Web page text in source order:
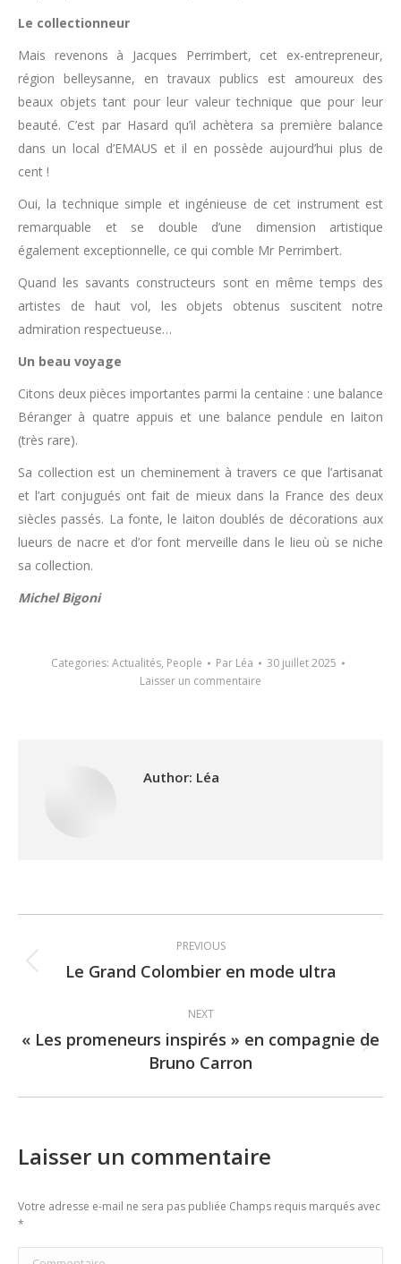
Le collectionneur
Mais revenons à Jacques Perrimbert, cet ex-entrepreneur,
région belleysanne, en travaux publics est amoureux des
beaux objets tant pour leur valeur technique que pour leur
beauté. C’est par Hasard qu’il achètera sa première balance
dans un local d’EMAUS et il en possède aujourd’hui plus de
cent !
Oui, la technique simple et ingénieuse de cet instrument est
remarquable et se double d’une dimension artistique
également exceptionnelle, ce qui comble Mr Perrimbert.
Quand les savants constructeurs sont en même temps des
artistes de haut vol, les objets obtenus suscitent notre
admiration respectueuse…
Un beau voyage
Citons deux pièces importantes parmi la centaine : une balance
Béranger à quatre appuis et une balance pendule en laiton
(très rare).
Sa collection est un cheminement à travers ce que l’artisanat
et l’art conjugués ont fait de mieux dans la France des deux
siècles passés. La fonte, le laiton doublés de décorations aux
lueurs de nacre et d’or font merveille dans le lieu où se niche
sa collection.
Michel Bigoni
Categories: Actualités, People Par Léa
30 juillet 2025
Laisser un commentaire
Author: Léa
navigation
PREVIOUS
Previous
Le Grand Colombier en mode ultra
NEXT
Next
post:
« Les promeneurs inspirés » en compagnie de
Bruno Carron
Laisser un commentaire
Votre adresse e-mail ne sera pas publiée Champs requis marqués avec
*
Commentaire